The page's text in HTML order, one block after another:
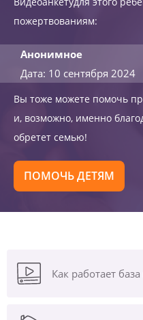
пожертвованиям:
Анонимное
Дата: 10 сентября 2024
Вы тоже можете помочь
и, возможно, именно
обретет семью!
ПОМОЧЬ ДЕТЯМ
Как работает